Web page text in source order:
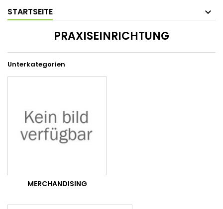
STARTSEITE
PRAXISEINRICHTUNG
Unterkategorien
MERCHANDISING